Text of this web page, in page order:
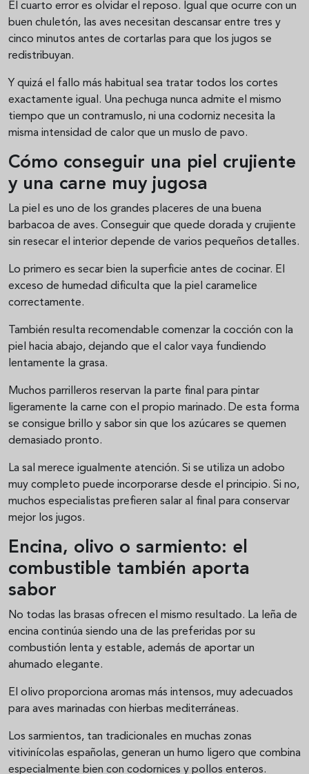
El cuarto error es olvidar el reposo. Igual que ocurre con un
buen chuletón, las aves necesitan descansar entre tres y
cinco minutos antes de cortarlas para que los jugos se
redistribuyan.
Y quizá el fallo más habitual sea tratar todos los cortes
exactamente igual. Una pechuga nunca admite el mismo
tiempo que un contramuslo, ni una codorniz necesita la
misma intensidad de calor que un muslo de pavo.
Cómo conseguir una piel crujiente
y una carne muy jugosa
La piel es uno de los grandes placeres de una buena
barbacoa de aves. Conseguir que quede dorada y crujiente
sin resecar el interior depende de varios pequeños detalles.
Lo primero es secar bien la superficie antes de cocinar. El
exceso de humedad dificulta que la piel caramelice
correctamente.
También resulta recomendable comenzar la cocción con la
piel hacia abajo, dejando que el calor vaya fundiendo
lentamente la grasa.
Muchos parrilleros reservan la parte final para pintar
ligeramente la carne con el propio marinado. De esta forma
se consigue brillo y sabor sin que los azúcares se quemen
demasiado pronto.
La sal merece igualmente atención. Si se utiliza un adobo
muy completo puede incorporarse desde el principio. Si no,
muchos especialistas prefieren salar al final para conservar
mejor los jugos.
Encina, olivo o sarmiento: el
combustible también aporta
sabor
No todas las brasas ofrecen el mismo resultado. La leña de
encina continúa siendo una de las preferidas por su
combustión lenta y estable, además de aportar un
ahumado elegante.
El olivo proporciona aromas más intensos, muy adecuados
para aves marinadas con hierbas mediterráneas.
Los sarmientos, tan tradicionales en muchas zonas
vitivinícolas españolas, generan un humo ligero que combina
especialmente bien con codornices y pollos enteros.